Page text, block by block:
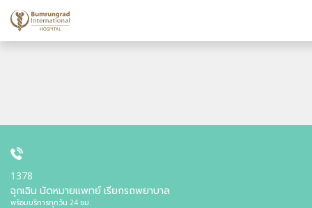
1378
ฉุกเฉิน นัดหมายแพทย์ เรียกรถพยาบาล
พร้อมบริการทุกวัน 24 ชม.